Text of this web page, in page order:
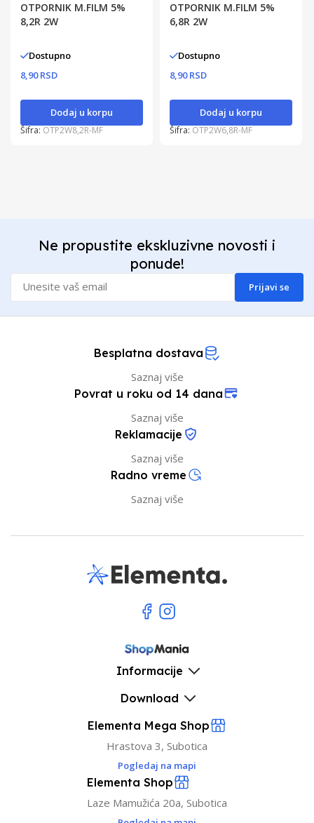
OTPORNIK M.FILM 5%
8,2R 2W
Dostupno
8,90 RSD
Dodaj u korpu
Šifra: OTP2W8,2R-MF
OTPORNIK M.FILM 5%
6,8R 2W
Dostupno
8,90 RSD
Dodaj u korpu
Šifra: OTP2W6,8R-MF
Ne propustite ekskluzivne novosti i
ponude!
Prijavi se
Besplatna dostava
Saznaj više
Povrat u roku od 14 dana
Saznaj više
Reklamacije
Saznaj više
Radno vreme
Saznaj više
Informacije
Download
Elementa Mega Shop
Hrastova 3, Subotica
Pogledaj na mapi
Elementa Shop
Laze Mamužića 20a, Subotica